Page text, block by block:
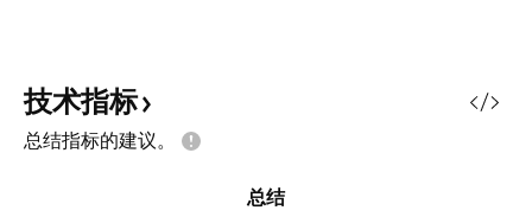
技术指标
总结指标的建议。
总结